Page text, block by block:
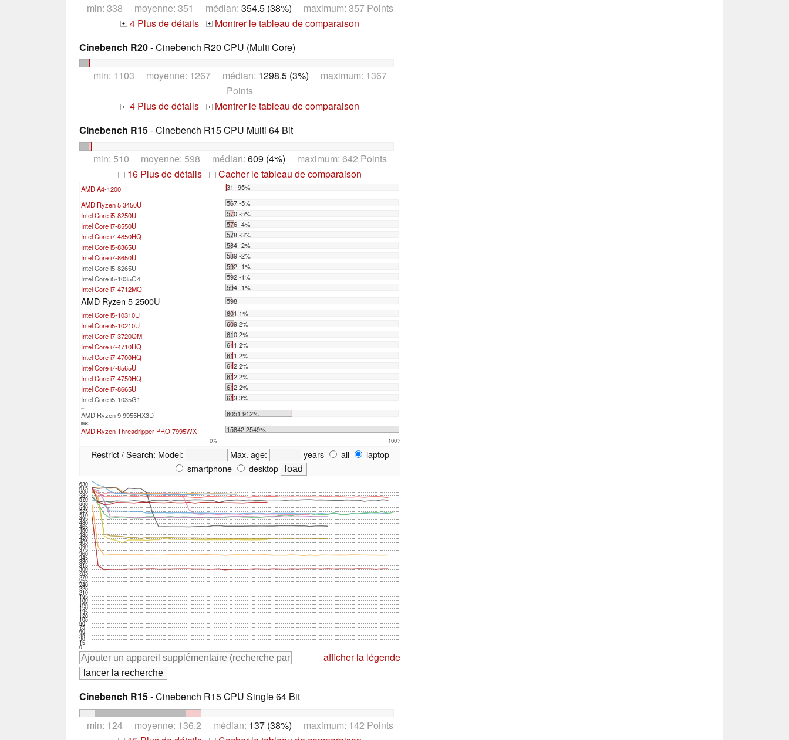
min: 338 moyenne: 351 médian: 354.5 (38%) maximum: 357 Points
+ 4 Plus de détails +
Montrer le tableau de comparaison
Cinebench R20- Cinebench R20 CPU (Multi Core)
min: 1103 moyenne: 1267 médian: 1298.5 (3%) maximum: 1367
Points
+ 4 Plus de détails +
Montrer le tableau de comparaison
Cinebench R15- Cinebench R15 CPU Multi 64 Bit
min: 510 moyenne: 598 médian: 609 (4%) maximum: 642 Points
+ 16 Plus de détails - Cacher le tableau de comparaison
AMD A4-1200 31 -95%
...
AMD Ryzen 5 3450U
567 -5%
Intel Core i5-8250U
570 -5%
Intel Core i7-8550U
576 -4%
Intel Core i7-4850HQ
578 -3%
Intel Core i5-8365U
584 -2%
Intel Core i7-8650U
589 -2%
Intel Core i5-8265U
592 -1%
Intel Core i5-1035G4
592 -1%
Intel Core i7-4712MQ
594 -1%
AMD Ryzen 5 2500U
598
Intel Core i5-10310U
601 1%
Intel Core i5-10210U
609 2%
Intel Core i7-3720QM
610 2%
Intel Core i7-4710HQ
611 2%
Intel Core i7-4700HQ
611 2%
Intel Core i7-8565U
612 2%
Intel Core i7-4750HQ
612 2%
Intel Core i7-8665U
612 2%
Intel Core i5-1035G1
613 3%
...
AMD Ryzen 9 9955HX3D 6051 912%
max:
AMD Ryzen Threadripper PRO 7995WX 15842 2549%
0% 100%
Restrict / Search: Model: Max. age: years all
laptop
smartphone
desktop
0
15
30
45
60
75
90
105
120
135
150
165
180
195
210
225
240
255
270
285
300
315
330
345
360
375
390
405
420
435
450
465
480
495
510
525
540
555
570
585
600
615
630
afficher la légende
Cinebench R15- Cinebench R15 CPU Single 64 Bit
min: 124 moyenne: 136.2 médian: 137 (38%) maximum: 142 Points